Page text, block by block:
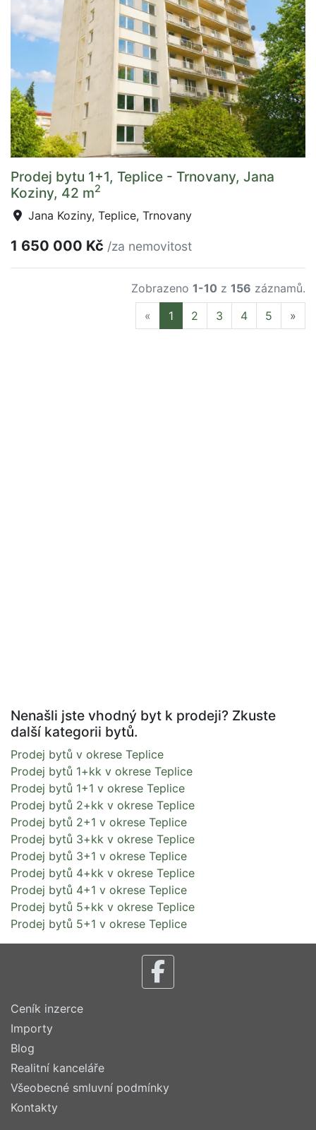
Prodej bytu 1+1, Teplice - Trnovany, Jana
Koziny, 42 m2
Jana Koziny, Teplice, Trnovany
1 650 000 Kč /za nemovitost
Zobrazeno 1-10 z 156 záznamů.
« Previous
1 2 3 4 5 »
Nenašli jste vhodný byt k prodeji? Zkuste
další kategorii bytů.
Prodej bytů v okrese Teplice
Prodej bytů 1+kk v okrese Teplice
Prodej bytů 1+1 v okrese Teplice
Prodej bytů 2+kk v okrese Teplice
Prodej bytů 2+1 v okrese Teplice
Prodej bytů 3+kk v okrese Teplice
Prodej bytů 3+1 v okrese Teplice
Prodej bytů 4+kk v okrese Teplice
Prodej bytů 4+1 v okrese Teplice
Prodej bytů 5+kk v okrese Teplice
Prodej bytů 5+1 v okrese Teplice
Ceník inzerce
Importy
Blog
Realitní kanceláře
Všeobecné smluvní podmínky
Kontakty